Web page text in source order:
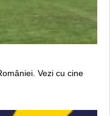
Vezi cu cine